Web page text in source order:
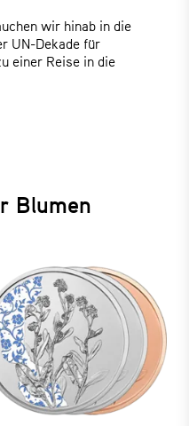
wir hinab in die
UN-Dekade für
einer Reise in die
Blumen